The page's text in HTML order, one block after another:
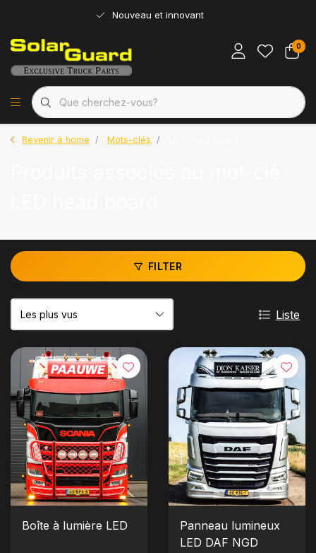
Nouveau et innovant
0
Revenir à home Mots-clés
FILTER
Liste
Boîte à lumière LED
Panneau lumineux
LED DAF NGD